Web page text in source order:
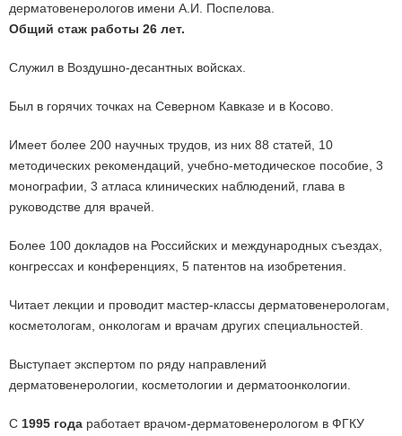
дерматовенерологов имени А.И. Поспелова.
Общий стаж работы 26 лет.
Служил в Воздушно-десантных войсках.
Был в горячих точках на Северном Кавказе и в Косово.
Имеет более 200 научных трудов, из них 88 статей, 10
методических рекомендаций, учебно-методическое пособие, 3
монографии, 3 атласа клинических наблюдений, глава в
руководстве для врачей.
Более 100 докладов на Российских и международных съездах,
конгрессах и конференциях, 5 патентов на изобретения.
Читает лекции и проводит мастер-классы дерматовенерологам,
косметологам, онкологам и врачам других специальностей.
Выступает экспертом по ряду направлений
дерматовенерологии, косметологии и дерматоонкологии.
С 1995 года работает врачом-дерматовенерологом в ФГКУ